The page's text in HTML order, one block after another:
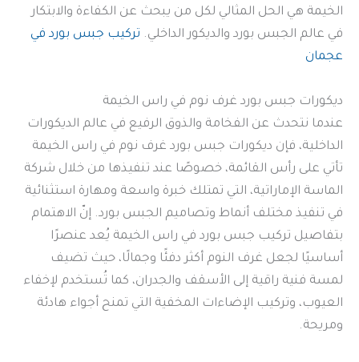
الخيمة هي الحل المثالي لكل من يبحث عن الكفاءة والابتكار
في عالم الجبس بورد والديكور الداخلي. تركيب جبس بورد في
عجمان
ديكورات جبس بورد غرف نوم في راس الخيمة
عندما نتحدث عن الفخامة والذوق الرفيع في عالم الديكورات
الداخلية، فإن ديكورات جبس بورد غرف نوم في راس الخيمة
تأتي على رأس القائمة، خصوصًا عند تنفيذها من خلال شركة
الماسة الإماراتية، التي تمتلك خبرة واسعة ومهارة استثنائية
في تنفيذ مختلف أنماط وتصاميم الجبس بورد. إنّ الاهتمام
بتفاصيل تركيب جبس بورد في راس الخيمة يُعد عنصرًا
أساسيًا لجعل غرف النوم أكثر دفئًا وجمالًا، حيث تضيف
لمسة فنية راقية إلى الأسقف والجدران، كما تُستخدم لإخفاء
العيوب، وتركيب الإضاءات المخفية التي تمنح أجواء هادئة
ومريحة.